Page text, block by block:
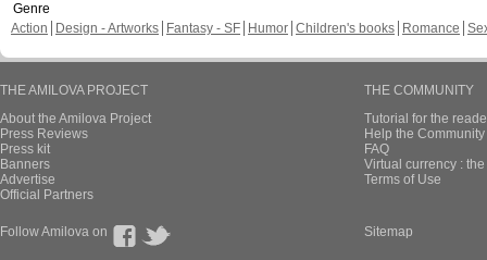
Genre
Action
Design - Artworks Fantasy - SF Humor Children's books Romance
THE AMILOVA PROJECT
About the Amilova Project
Press Reviews
Press kit
Banners
Advertise
Official Partners
THE COMMUNITY
Tutorial for the
Help the
FAQ
Virtual currency :
Terms of Use
Follow Amilova on Sitemap